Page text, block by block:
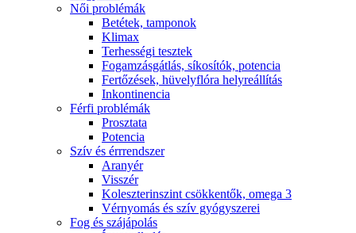
Női problémák
Betétek, tamponok
Klimax
Terhességi tesztek
Fogamzásgátlás, síkosítók, potencia
Fertőzések, hüvelyflóra helyreállítás
Inkontinencia
Férfi problémák
Prosztata
Potencia
Szív és érrrendszer
Aranyér
Visszér
Koleszterinszint csökkentők, omega 3
Vérnyomás és szív gyógyszerei
Fog és szájápolás